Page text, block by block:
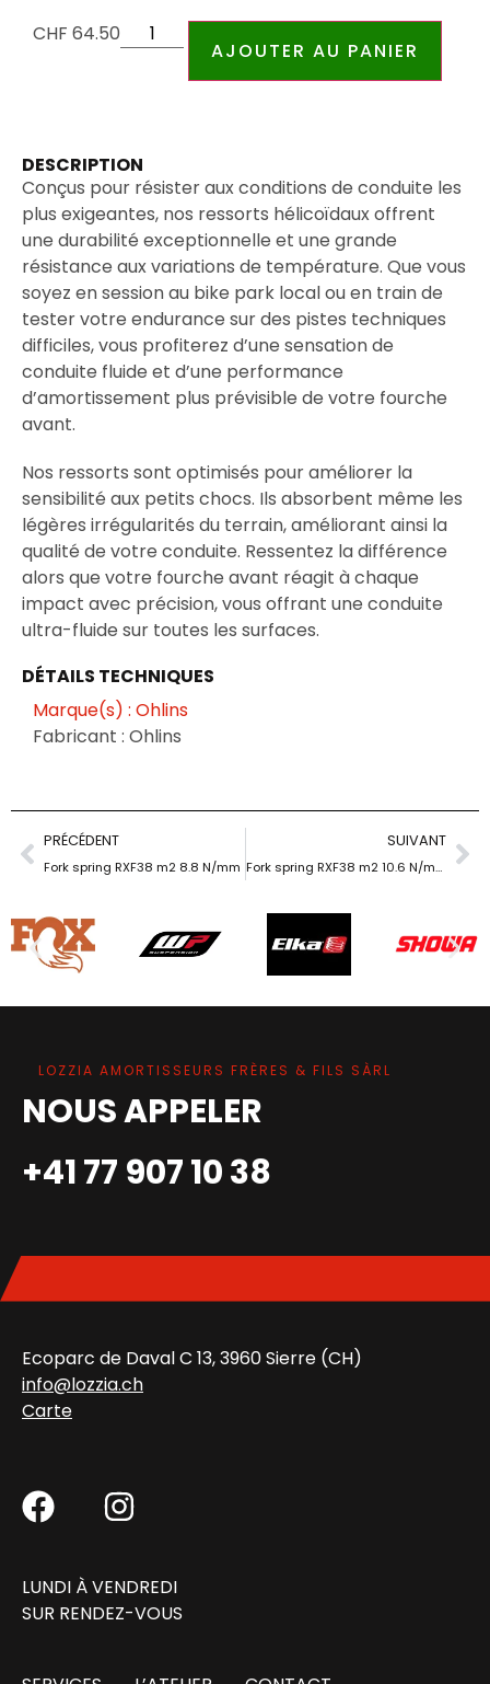
CHF 64.50
AJOUTER AU PANIER
DESCRIPTION
Conçus pour résister aux conditions de conduite les
plus exigeantes, nos ressorts hélicoïdaux offrent
une durabilité exceptionnelle et une grande
résistance aux variations de température. Que vous
soyez en session au bike park local ou en train de
tester votre endurance sur des pistes techniques
difficiles, vous profiterez d’une sensation de
conduite fluide et d’une performance
d’amortissement plus prévisible de votre fourche
avant.
Nos ressorts sont optimisés pour améliorer la
sensibilité aux petits chocs. Ils absorbent même les
légères irrégularités du terrain, améliorant ainsi la
qualité de votre conduite. Ressentez la différence
alors que votre fourche avant réagit à chaque
impact avec précision, vous offrant une conduite
ultra-fluide sur toutes les surfaces.
DÉTAILS TECHNIQUES
Marque(s) : Ohlins
Fabricant : Ohlins
PRÉCÉDENT
Fork spring RXF38 m2 8.8 N/mm
SUIVANT
Fork spring RXF38 m2 10.6 N/mm
LOZZIA AMORTISSEURS FRÈRES & FILS SÀRL
NOUS APPELER
+41 77 907 10 38
Ecoparc de Daval C 13, 3960 Sierre (CH)
info@lozzia.ch
Carte
LUNDI À VENDREDI
SUR RENDEZ-VOUS